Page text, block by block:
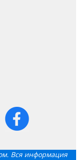
Вся информация